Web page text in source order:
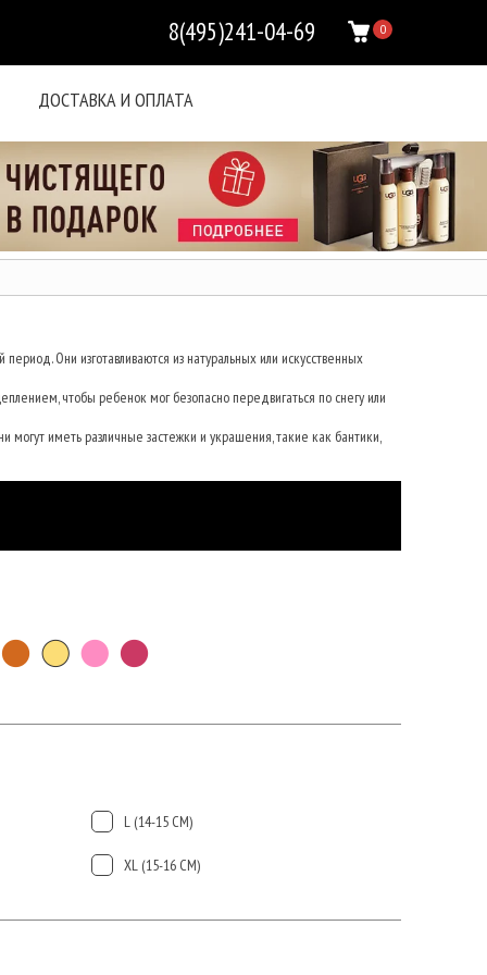
0
8(495)241-04-69
ДОСТАВКА И ОПЛАТА
Они изготавливаются из натуральных или искусственных
чтобы ребенок мог безопасно передвигаться по снегу или
иметь различные застежки и украшения, такие как бантики,
L (14-15 CМ)
ХL (15-16 CМ)